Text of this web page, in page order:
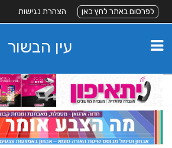
לפרסום באתר לחץ כאן הצהרת נגישות
עין הבשור